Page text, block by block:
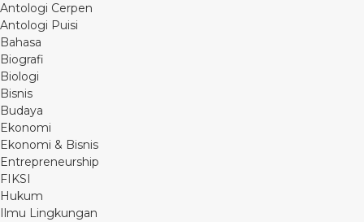
Antologi Cerpen
Antologi Puisi
Bahasa
Biografi
Biologi
Bisnis
Budaya
Ekonomi
Ekonomi & Bisnis
Entrepreneurship
FIKSI
Hukum
Ilmu Lingkungan